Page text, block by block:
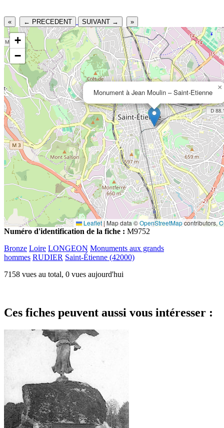
« ← PRECEDENT SUIVANT → »
Monument à Jean Moulin – Saint-Etienne
×
+
−
Leaflet|Map data ©OpenStreetMapcontributors,
Numéro d'identification de la fiche : M9752
Bronze Loire LONGEON Monuments aux grands
hommes RUDIER Saint-Étienne (42000)
7158 vues au total, 0 vues aujourd'hui
Ces fiches peuvent aussi vous intéresser :